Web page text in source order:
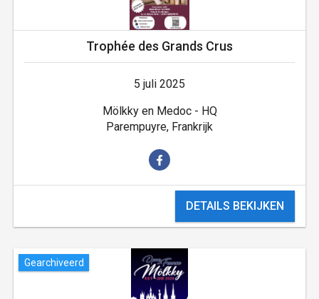
Trophée des Grands Crus
5 juli 2025
Mölkky en Medoc - HQ
Parempuyre, Frankrijk
DETAILS BEKIJKEN
Gearchiveerd